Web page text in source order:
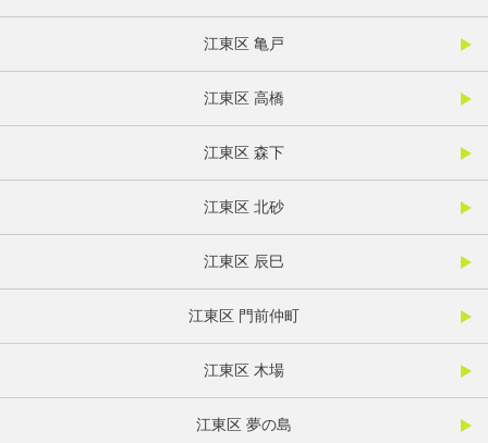
江東区 亀戸
江東区 高橋
江東区 森下
江東区 北砂
江東区 辰巳
江東区 門前仲町
江東区 木場
江東区 夢の島